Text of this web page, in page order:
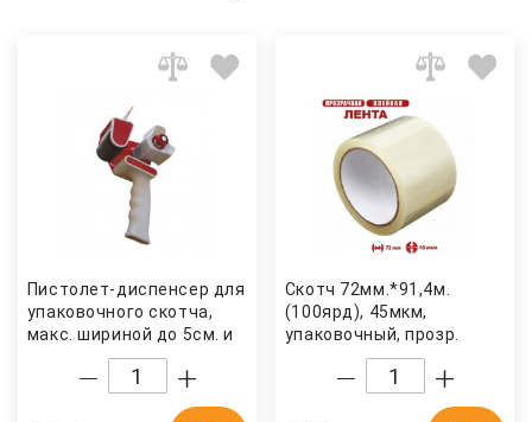
Пистолет-диспенсер для
упаковочного скотча,
макс. шириной до 5см. и
длиной 200м., фикс.
лезвие Китай
Скотч 72мм.*91,4м.
(100ярд), 45мкм,
упаковочный, прозр.